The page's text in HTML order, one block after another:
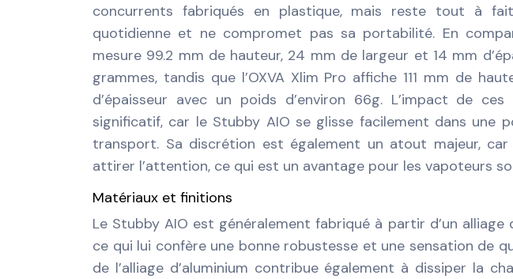
concurrents fabriqués en plastique, mais reste tout à
quotidienne et ne compromet pas sa portabilité. En
mesure 99.2 mm de hauteur, 24 mm de largeur et 14 mm
grammes, tandis que l’OXVA Xlim Pro affiche 111 mm de
d’épaisseur avec un poids d’environ 66g. L’impact de
significatif, car le Stubby AIO se glisse facilement dans une
transport. Sa discrétion est également un atout majeur,
attirer l’attention, ce qui est un avantage pour les vapoteurs
Matériaux et finitions
Le Stubby AIO est généralement fabriqué à partir d’un alliage
ce qui lui confère une bonne robustesse et une sensation de
de l’alliage d’aluminium contribue également à dissiper la